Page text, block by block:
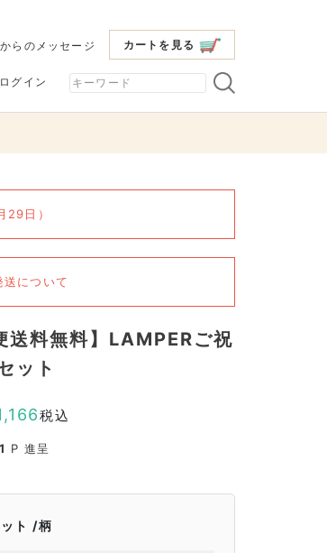
カートを見る
らのメッセージ
ログイン
29日）
について
送料無料】LAMPERご祝
ット
税込
P 進呈
ト 柄